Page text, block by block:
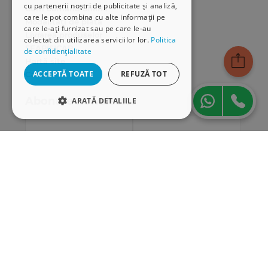
cu partenerii noștri de publicitate și analiză,
care le pot combina cu alte informații pe
care le-ați furnizat sau pe care le-au
colectat din utilizarea serviciilor lor. Politica
de confidențialitate
ACCEPTĂ TOATE REFUZĂ TOT
ARATĂ DETALIILE
Cum comand online
Modalități de plată
Livrarea produselor
SEAP/SICAP
Hartă site
Cariere
Abonare newsletter